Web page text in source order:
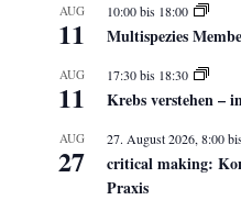
AUG
11
10:00bis 18:00
Multispezies
AUG
11
17:30bis 18:30
Krebs verstehen –
AUG
27
27. August 2026, 8:00
critical making:
Praxis